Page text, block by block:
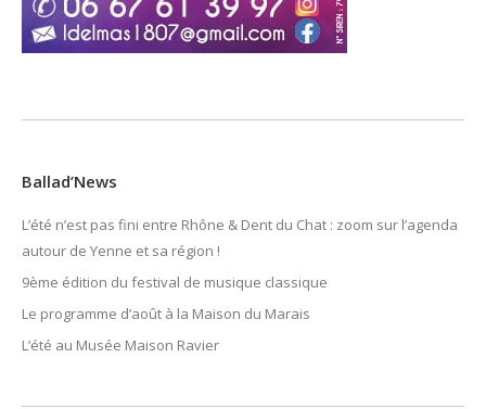
Ballad’News
L’été n’est pas fini entre Rhône & Dent du Chat : zoom sur l’agenda
autour de Yenne et sa région !
9ème édition du festival de musique classique
Le programme d’août à la Maison du Marais
L’été au Musée Maison Ravier